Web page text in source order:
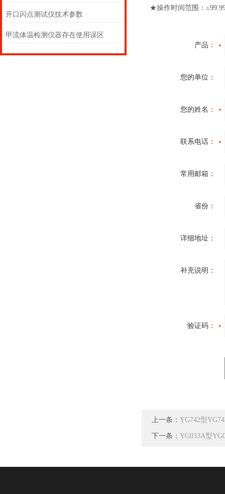
开口闪点测试仪技术参数
甲流体温检测仪器存在使用误区
★操作时间范围：
产品：
您的单位：
您的姓名：
联系电话：
常用邮箱：
省份：
详细地址：
补充说明：
验证码：
上一条： YG742型
下一条： YG033A型